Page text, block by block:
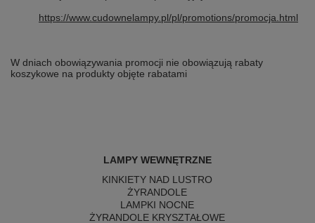
https://www.cudownelampy.pl/pl/promotions/promocja.html
W dniach obowiązywania promocji nie obowiązują rabaty
koszykowe na produkty objęte rabatami
LAMPY WEWNĘTRZNE
KINKIETY NAD LUSTRO
ŻYRANDOLE
LAMPKI NOCNE
ŻYRANDOLE KRYSZTAŁOWE